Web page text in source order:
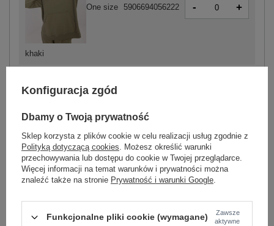
khaki
One size 5906694056222 - +
czarny
One size 5906694056215
Zobacz wszystkie kolory (+1)
Konfiguracja zgód
Dbamy o Twoją prywatność
Sklep korzysta z plików cookie w celu realizacji usług zgodnie z
Polityką dotyczącą cookies. Możesz określić warunki
przechowywania lub dostępu do cookie w Twojej przeglądarce.
Więcej informacji na temat warunków i prywatności można
znaleźć także na stronie Prywatność i warunki Google.
Funkcjonalne pliki cookie (wymagane)
Zawsze
aktywne